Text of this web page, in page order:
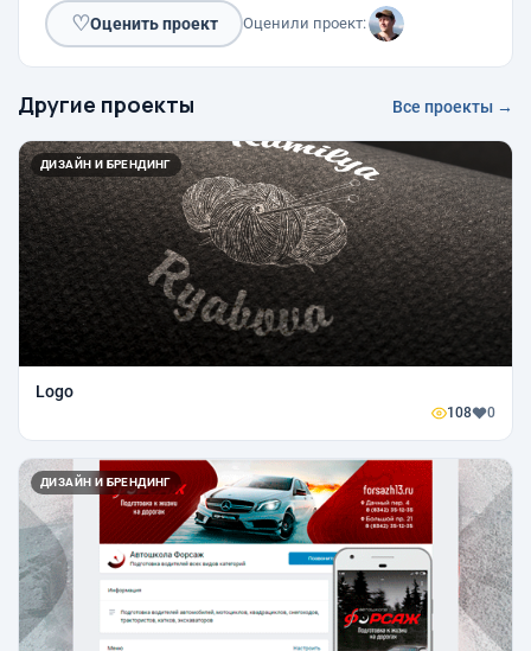
♡Оценить проект Оценили проект:
Другие проекты Все проекты →
ДИЗАЙН И БРЕНДИНГ
Logo
108 0
ДИЗАЙН И БРЕНДИНГ